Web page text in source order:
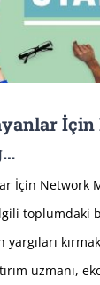
İçin Network
toplumdaki
uzmanı,